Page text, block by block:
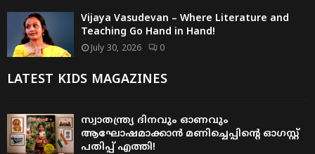
Vijaya Vasudevan – Where Literature and
Teaching Go Hand in Hand!
July 30, 2026 0
LATEST KIDS MAGAZINES
സ്വാതന്ത്ര്യ ദിനവും ഓണവും
ആഘോഷമാക്കാൻ മണിച്ചെപ്പിന്റെ ഓഗസ്റ്റ്
പതിപ്പ് എത്തി!